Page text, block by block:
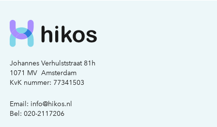
Johannes Verhulststraat 81h
1071 MV Amsterdam
KvK nummer: 77341503
Email: info@hikos.nl
Bel: 020-2117206